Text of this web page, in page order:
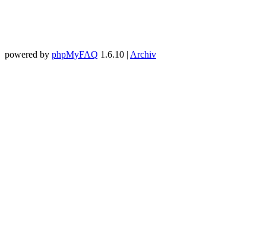
powered by phpMyFAQ 1.6.10 | Archiv